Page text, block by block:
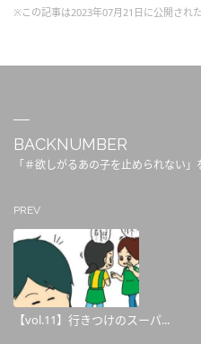
※この記事は2023年07月21日に公開され
BACKNUMBER
「＃欲しがるあの子を止められない」
PREV
【vol.11】行きつけのスーパ...